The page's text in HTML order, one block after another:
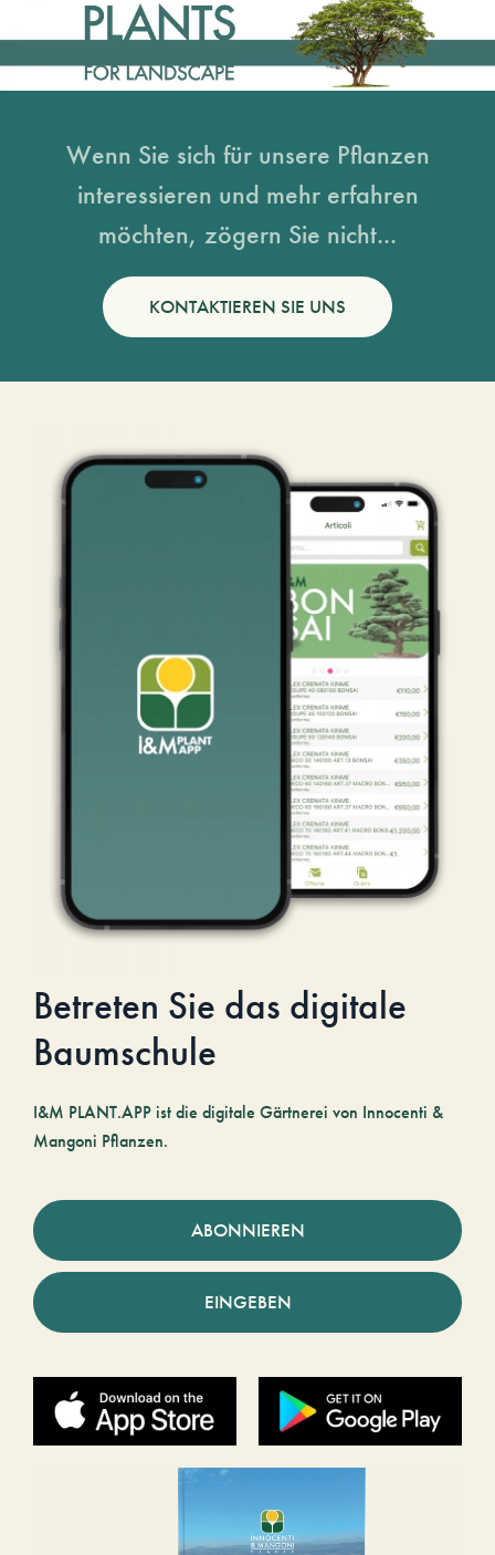
Wenn Sie sich für unsere Pflanzen
interessieren und mehr erfahren
möchten, zögern Sie nicht...
KONTAKTIEREN SIE UNS
Betreten Sie das digitale
Baumschule
I&M PLANT.APP ist die digitale Gärtnerei von Innocenti &
Mangoni Pflanzen.
ABONNIEREN
EINGEBEN